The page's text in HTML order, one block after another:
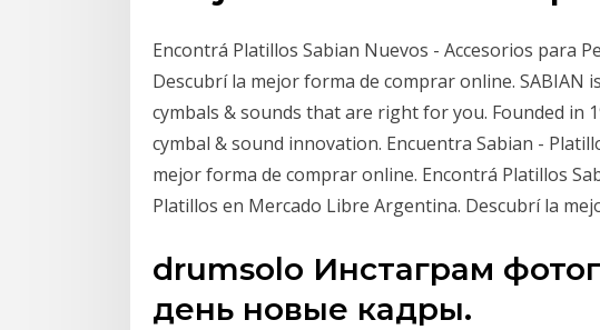
Encontrá Platillos Sabian Nuevos - Accesorios para
Descubrí la mejor forma de comprar online. SABIAN
cymbals & sounds that are right for you. Founded in
cymbal & sound innovation. Encuentra Sabian -
mejor forma de comprar online. Encontrá Platillos
Platillos en Mercado Libre Argentina. Descubrí la
drumsolo Инстаграм
день новые кадры.